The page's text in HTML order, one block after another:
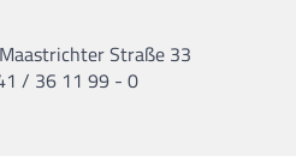
Maastrichter Straße 33
/ 36 11 99 - 0